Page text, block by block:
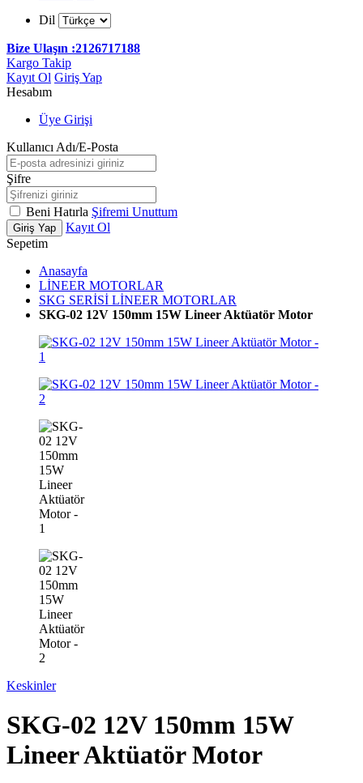
Dil
Bize Ulaşın :2126717188
Kargo Takip
Kayıt Ol Giriş Yap
Hesabım
Üye Girişi
Kullanıcı Adı/E-Posta
Şifre
Beni Hatırla Şifremi Unuttum
Giriş Yap
Kayıt Ol
Sepetim
Anasayfa
LİNEER MOTORLAR
SKG SERİSİ LİNEER MOTORLAR
SKG-02 12V 150mm 15W Lineer Aktüatör Motor
Keskinler
SKG-02 12V 150mm 15W
Lineer Aktüatör Motor